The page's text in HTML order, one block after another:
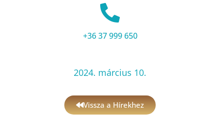
+36 37 999 650
2024. március 10.
Vissza a Hírekhez